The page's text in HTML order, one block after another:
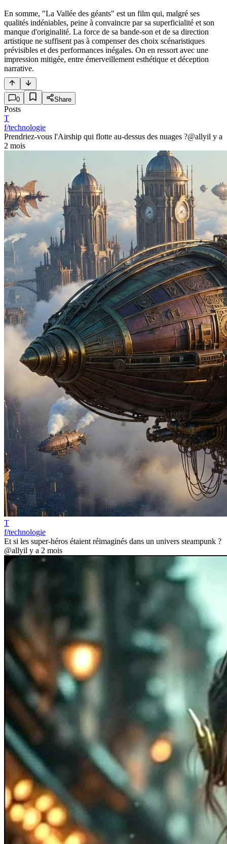
En somme, "La Vallée des géants" est un film qui, malgré ses
qualités indéniables, peine à convaincre par sa superficialité et son
manque d'originalité. La force de sa bande-son et de sa direction
artistique ne suffisent pas à compenser des choix scénaristiques
prévisibles et des performances inégales. On en ressort avec une
impression mitigée, entre émerveillement esthétique et déception
narrative.
0 Share
Posts
T
f/technologie
Prendriez-vous l'Airship qui flotte au-dessus des nuages ?@allyil y a
2 mois
T
f/technologie
Et si les super-héros étaient réimaginés dans un univers steampunk ?
@allyil y a 2 mois